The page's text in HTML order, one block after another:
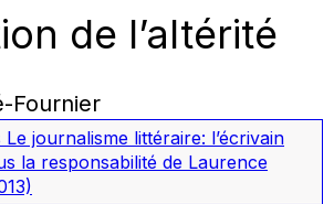
de l’altérité
Fournier
Le journalisme littéraire: l’écrivain
la responsabilité de Laurence